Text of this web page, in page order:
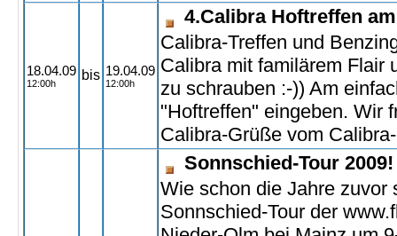
18.04.09
12:00h
bis 19.04.09
12:00h
4.Calibra Hoftreffen
Calibra-Treffen und
Calibra mit familärem Flair
zu schrauben :-)) Am
"Hoftreffen" eingeben. Wir
Calibra-Grüße vom
Sonnschied-Tour 2009!
Wie schon die Jahre zuvor
Sonnschied-Tour der